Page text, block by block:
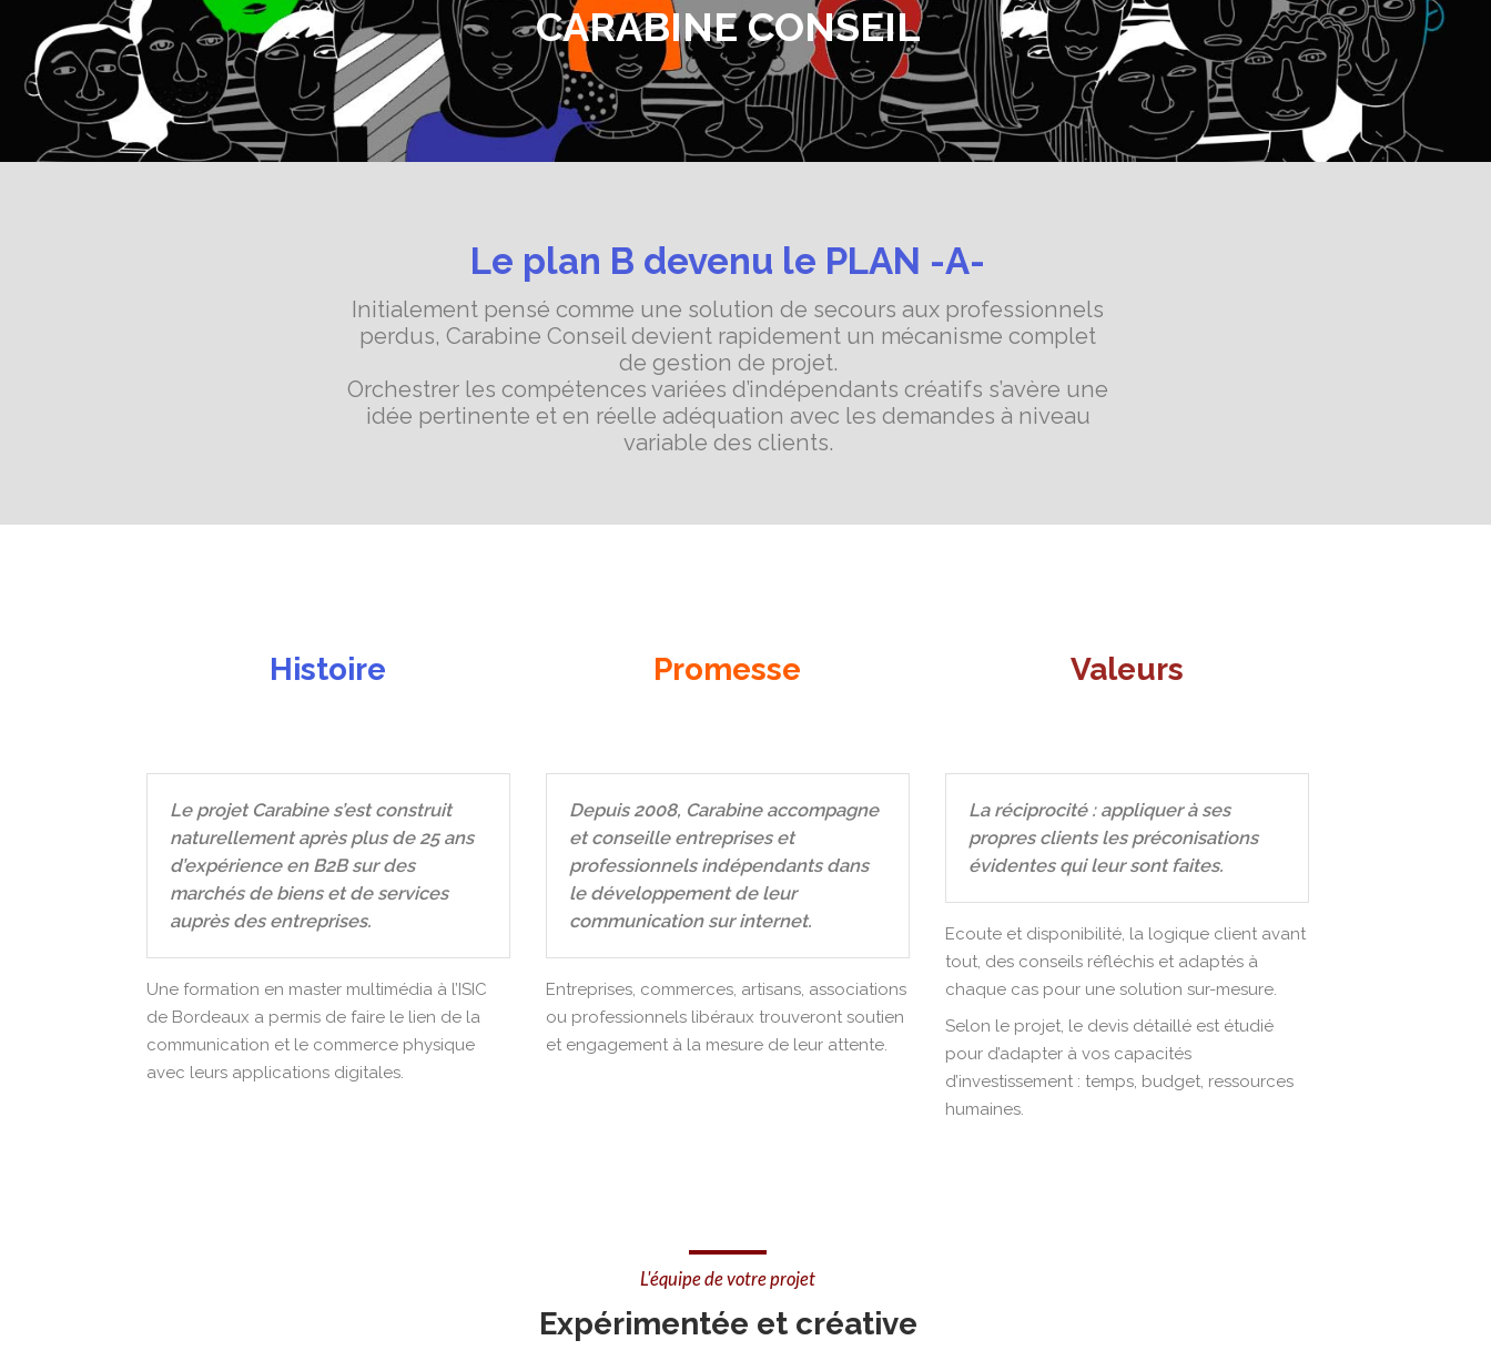
CARABINE CONSEIL
Le plan B devenu le PLAN -A-
Initialement pensé comme une solution de secours aux professionnels
perdus, Carabine Conseil devient rapidement un mécanisme complet
de gestion de projet.
Orchestrer les compétences variées d’indépendants créatifs s’avère une
idée pertinente et en réelle adéquation avec les demandes à niveau
variable des clients.
Histoire
Le projet Carabine s’est construit
naturellement après plus de 25 ans
d’expérience en B2B sur des
marchés de biens et de services
auprès des entreprises.
Une formation en master multimédia à l’ISIC
de Bordeaux a permis de faire le lien de la
communication et le commerce physique
avec leurs applications digitales.
Promesse
Depuis 2008, Carabine accompagne
et conseille entreprises et
professionnels indépendants dans
le développement de leur
communication sur internet.
Entreprises, commerces, artisans, associations
ou professionnels libéraux trouveront soutien
et engagement à la mesure de leur attente.
Valeurs
La réciprocité : appliquer à ses
propres clients les préconisations
évidentes qui leur sont faites.
Ecoute et disponibilité, la logique client avant
tout, des conseils réfléchis et adaptés à
chaque cas pour une solution sur-mesure.
Selon le projet, le devis détaillé est étudié
pour d’adapter à vos capacités
d’investissement : temps, budget, ressources
humaines.
L'équipe de votre projet
Expérimentée et créative